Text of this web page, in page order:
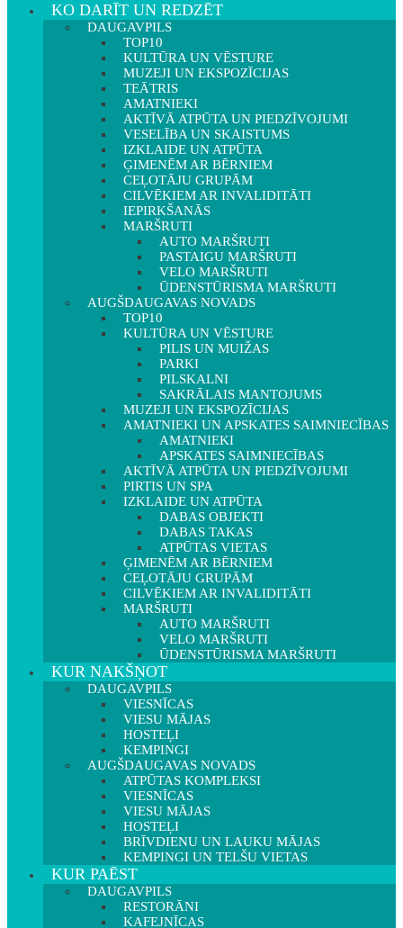
KO DARĪT UN REDZĒT
DAUGAVPILS
TOP10
KULTŪRA UN VĒSTURE
MUZEJI UN EKSPOZĪCIJAS
TEĀTRIS
AMATNIEKI
AKTĪVĀ ATPŪTA UN PIEDZĪVOJUMI
VESELĪBA UN SKAISTUMS
IZKLAIDE UN ATPŪTA
ĢIMENĒM AR BĒRNIEM
CEĻOTĀJU GRUPĀM
CILVĒKIEM AR INVALIDITĀTI
IEPIRKŠANĀS
MARŠRUTI
AUTO MARŠRUTI
PASTAIGU MARŠRUTI
VELO MARŠRUTI
ŪDENSTŪRISMA MARŠRUTI
AUGŠDAUGAVAS NOVADS
TOP10
KULTŪRA UN VĒSTURE
PILIS UN MUIŽAS
PARKI
PILSKALNI
SAKRĀLAIS MANTOJUMS
MUZEJI UN EKSPOZĪCIJAS
AMATNIEKI UN APSKATES SAIMNIECĪBAS
AMATNIEKI
APSKATES SAIMNIECĪBAS
AKTĪVĀ ATPŪTA UN PIEDZĪVOJUMI
PIRTIS UN SPA
IZKLAIDE UN ATPŪTA
DABAS OBJEKTI
DABAS TAKAS
ATPŪTAS VIETAS
ĢIMENĒM AR BĒRNIEM
CEĻOTĀJU GRUPĀM
CILVĒKIEM AR INVALIDITĀTI
MARŠRUTI
AUTO MARŠRUTI
VELO MARŠRUTI
ŪDENSTŪRISMA MARŠRUTI
KUR NAKŠŅOT
DAUGAVPILS
VIESNĪCAS
VIESU MĀJAS
HOSTEĻI
KEMPINGI
AUGŠDAUGAVAS NOVADS
ATPŪTAS KOMPLEKSI
VIESNĪCAS
VIESU MĀJAS
HOSTEĻI
BRĪVDIENU UN LAUKU MĀJAS
KEMPINGI UN TELŠU VIETAS
KUR PAĒST
DAUGAVPILS
RESTORĀNI
KAFEJNĪCAS